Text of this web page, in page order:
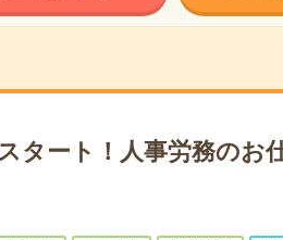
タート！人事労務のお